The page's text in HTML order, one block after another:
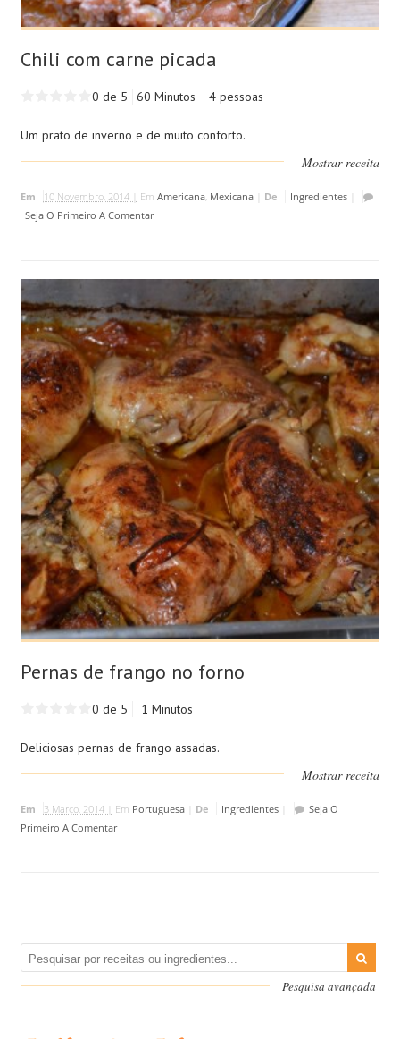
Chili com carne picada
0 de 5 60 Minutos 4 pessoas
Um prato de inverno e de muito conforto.
Mostrar receita
Em 10 Novembro, 2014 | Em Americana, Mexicana| De Ingredientes|
Seja O Primeiro A Comentar
Pernas de frango no forno
0 de 5 1 Minutos
Deliciosas pernas de frango assadas.
Mostrar receita
Em 3 Março, 2014 | Em Portuguesa| De Ingredientes|
Seja O
Primeiro A Comentar
Pesquisa avançada